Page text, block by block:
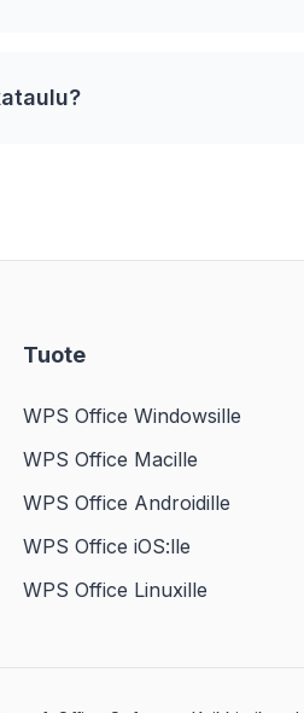
Tuote
WPS Office Windowsille
WPS Office Macille
WPS Office Androidille
WPS Office iOS:lle
WPS Office Linuxille